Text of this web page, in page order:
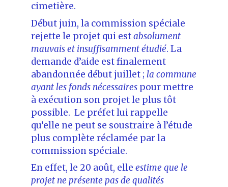
cimetière.
Début juin, la commission spéciale
rejette le projet qui estabsolument
mauvais et insuffisamment étudié. La
demande d’aide est finalement
abandonnée début juillet ; la commune
ayant les fonds nécessaires pour mettre
à exécution son projet le plus tôt
possible. Le préfet lui rappelle
qu’elle ne peut se soustraire à l’étude
plus complète réclamée par la
commission spéciale.
En effet, le 20 août, elleestime que le
projet ne présente pas de qualités